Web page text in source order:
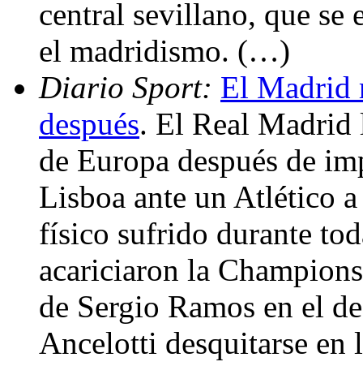
central sevillano, que se
el madridismo. (…)
Diario Sport: El Madrid
después. El Real Madrid
de Europa después de
Lisboa ante un Atlético
físico sufrido durante
acariciaron la
de Sergio Ramos en el
Ancelotti desquitarse en